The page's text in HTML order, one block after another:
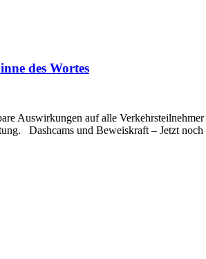
des Wortes
Auswirkungen auf alle
Dashcams und Beweiskraft – Jetzt